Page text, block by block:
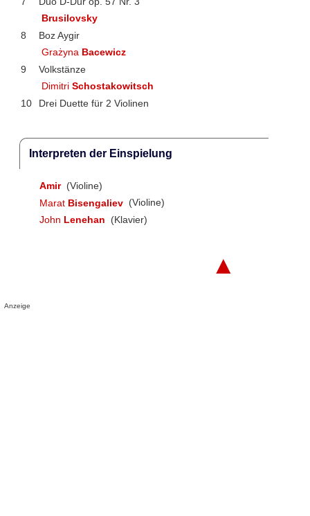
Brusilovsky
8
Boz Aygir
Grażyna Bacewicz
9
Volkstänze
DimitriSchostakowitsch
10
Drei Duette für 2 Violinen
Interpreten der Einspielung
Amir (Violine)
Marat Bisengaliev (Violine)
John Lenehan (Klavier)
▲
Anzeige